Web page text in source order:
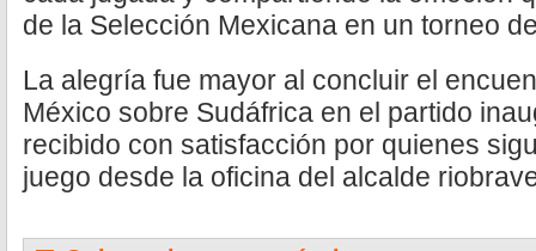
de la Selección Mexicana en un torneo
La alegría fue mayor al concluir el
México sobre Sudáfrica en el partido
recibido con satisfacción por quienes
juego desde la oficina del alcalde